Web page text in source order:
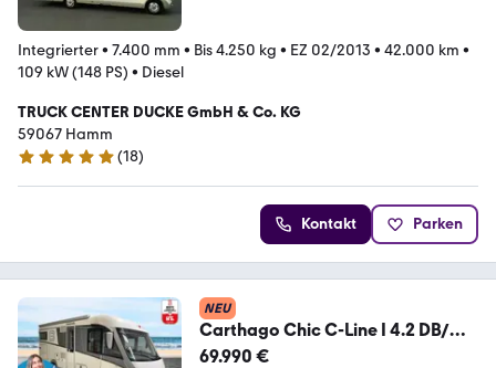
Integrierter• 7.400 mm • Bis 4.250 kg • EZ 02/2013 • 42.000 km •
109 kW (148 PS) • Diesel
TRUCK CENTER DUCKE GmbH & Co. KG
59067 Hamm
5 Sterne
(18)
Kontakt Parken
NEU
Carthago Chic C-Line I 4.2 DB/
1.HD / 9 G AUTOMATIK / TOP
69.990 €